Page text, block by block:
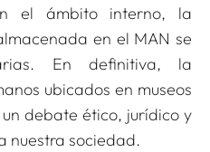
el ámbito interno, la
en el MAN se
En definitiva, la
ubicados en museos
debate ético, jurídico y
nuestra sociedad.